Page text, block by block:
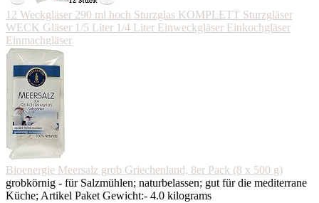
12 Weckgläser 290 ml hoch Sturzglas KOMPLETT Sturzgläser
WECK Gläser 1/5 Liter 1/4 Liter Einweckgläser Einkochgläser
Einmachgläser
Bioenergie Meersalz grob Griechenland, 8er Pack (8 x 500 g)
grobkörnig - für Salzmühlen; naturbelassen; gut für die mediterrane
Küche; Artikel Paket Gewicht:- 4.0 kilograms